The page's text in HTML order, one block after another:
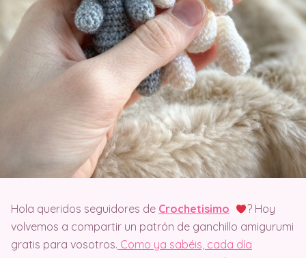
Hola queridos seguidores de Crochetisimo
? Hoy
volvemos a compartir un patrón de ganchillo amigurumi
gratis para vosotros. Como ya sabéis, cada día